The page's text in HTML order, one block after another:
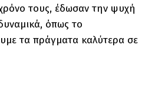
τους, έδωσαν την ψυχή
όπως το
τα πράγματα καλύτερα σε